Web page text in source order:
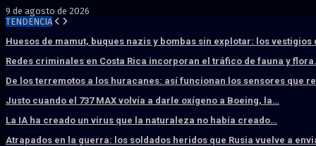
9 de agosto de 2026
TENDENCIA
Huesos de mamut, buques nazis y bombas sin explotar: los vestigios
Redes criminales en Costa Rica incorporan el tráfico de fauna y
De los terremotos a los huracanes: así funcionan los sensores que
Justo cuando el 737 MAX volvía a darle oxígeno a Boeing, la…
La IA ha creado un virus que la naturaleza no había creado…
Atrapados en la guerra: los soldados heridos que Rusia vuelve a